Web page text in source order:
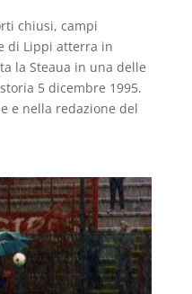
chiusi, campi
di Lippi atterra in
la Steaua in una delle
5 dicembre 1995.
e nella redazione del